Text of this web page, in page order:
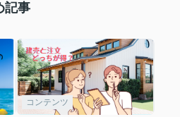
記事
コンテンツ